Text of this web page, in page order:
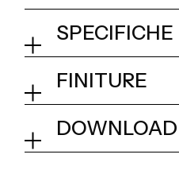
SPECIFICHE
Set doccia con
supporto per
ottone
FINITURE
01Q - Chrome
DOWNLOAD
Dimensionale